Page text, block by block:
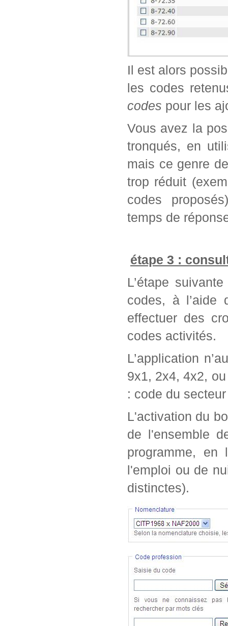
Il est alors
les codes
codes pour les
Vous avez la
tronqués, en
mais ce genre
trop réduit
codes
temps de
étape 3 :
L’étape
codes, à l’aide
effectuer des
codes activités.
L’application
9x1, 2x4, 4x2,
: code du
L'activation du
de l'ensemble
programme, en
l'emploi ou de
distinctes).